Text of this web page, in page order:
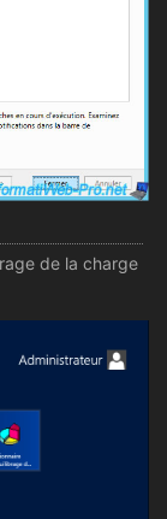
de la charge